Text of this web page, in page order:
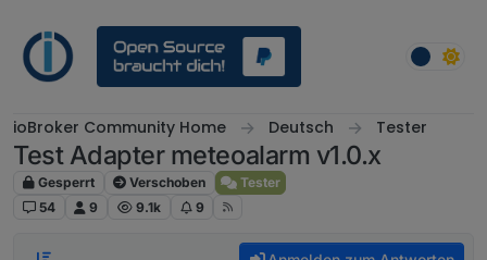
ioBroker Community Home Deutsch Tester
Test Adapter meteoalarm v1.0.x
Gesperrt Verschoben
Tester
54
9 9.1k 9